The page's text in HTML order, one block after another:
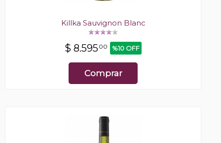
Killka Sauvignon Blanc
$ 8.59500 %10 OFF
Comprar